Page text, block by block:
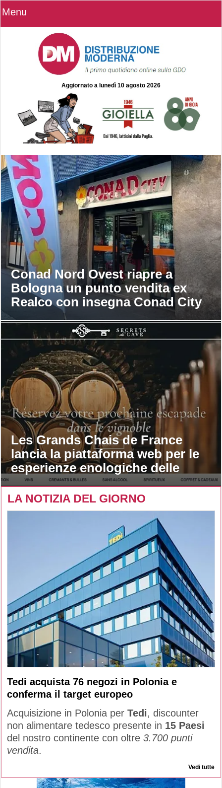
Menu
Aggiornato a lunedì 10 agosto 2026
Conad Nord Ovest riapre a
Bologna un punto vendita ex
Realco con insegna Conad City
Les Grands Chais de France
lancia la piattaforma web per le
esperienze enologiche delle
maison
LA NOTIZIA DEL GIORNO
Tedi acquista 76 negozi in Polonia e
conferma il target europeo
Acquisizione in Polonia per Tedi, discounter
non alimentare tedesco presente in 15 Paesi
del nostro continente con oltre 3.700 punti
vendita.
Vedi tutte